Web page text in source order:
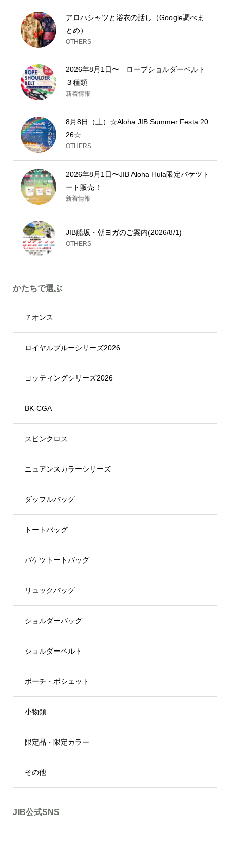
アロハシャツと浴衣の話し（Google調べま
とめ）
OTHERS
2026年8月1日〜 ロープショルダーベルト
３種類
新着情報
8月8日（土）☆Aloha JIB Summer Festa 20
26☆
OTHERS
2026年8月1日〜JIB Aloha Hula限定バケツト
ート販売！
新着情報
JIB船坂・朝ヨガのご案内(2026/8/1)
OTHERS
かたちで選ぶ
７オンス
ロイヤルブルーシリーズ2026
ヨッティングシリーズ2026
BK-CGA
スピンクロス
ニュアンスカラーシリーズ
ダッフルバッグ
トートバッグ
バケツトートバッグ
リュックバッグ
ショルダーバッグ
ショルダーベルト
ポーチ・ポシェット
小物類
限定品・限定カラー
その他
JIB公式SNS